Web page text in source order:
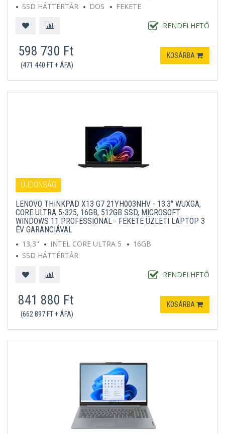
SSD HÁTTÉRTÁR
DOS FEKETE
RENDELHETŐ
598 730 Ft
(471 440 FT + ÁFA)
KOSÁRBA
ÚJDONSÁG
LENOVO THINKPAD X13 G7 21YH003NHV - 13.3" WUXGA,
CORE ULTRA 5-325, 16GB, 512GB SSD, MICROSOFT
WINDOWS 11 PROFESSIONAL - FEKETE ÜZLETI LAPTOP 3
ÉV GARANCIÁVAL
13,3"
INTEL CORE ULTRA 5
16GB
SSD HÁTTÉRTÁR
RENDELHETŐ
841 880 Ft
(662 897 FT + ÁFA)
KOSÁRBA